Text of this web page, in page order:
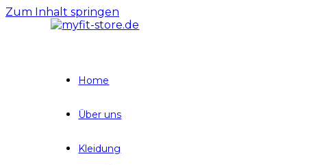
Zum Inhalt springen
Home
Über uns
Kleidung